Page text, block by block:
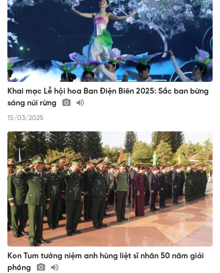
Khai mạc Lễ hội hoa Ban Điện Biên 2025: Sắc ban bừng
sáng núi rừng
15/03/2025
Kon Tum tưởng niệm anh hùng liệt sĩ nhân 50 năm giải
phóng